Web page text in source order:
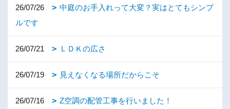
26/07/26
中庭のお手入れって大変？実はとてもシンプ
ルです
26/07/21 ＬＤＫの広さ
26/07/19 見えなくなる場所だからこそ
26/07/16 Z空調の配管工事を行いました！